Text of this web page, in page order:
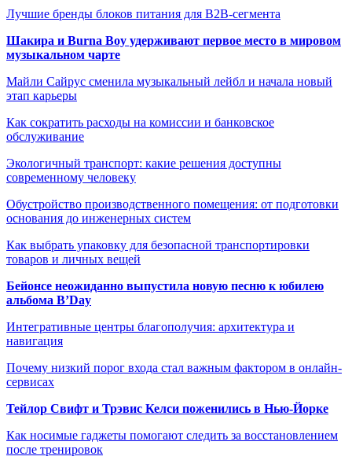
Лучшие бренды блоков питания для B2B-сегмента
Шакира и Burna Boy удерживают первое место в мировом
музыкальном чарте
Майли Сайрус сменила музыкальный лейбл и начала новый
этап карьеры
Как сократить расходы на комиссии и банковское
обслуживание
Экологичный транспорт: какие решения доступны
современному человеку
Обустройство производственного помещения: от подготовки
основания до инженерных систем
Как выбрать упаковку для безопасной транспортировки
товаров и личных вещей
Бейонсе неожиданно выпустила новую песню к юбилею
альбома B’Day
Интегративные центры благополучия: архитектура и
навигация
Почему низкий порог входа стал важным фактором в онлайн-
сервисах
Тейлор Свифт и Трэвис Келси поженились в Нью-Йорке
Как носимые гаджеты помогают следить за восстановлением
после тренировок